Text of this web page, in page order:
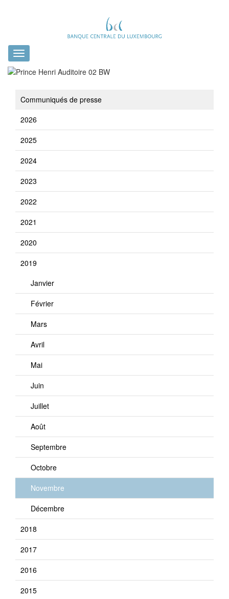
Toggle
navigation
Communiqués de presse
2026
2025
2024
2023
2022
2021
2020
2019
Janvier
Février
Mars
Avril
Mai
Juin
Juillet
Août
Septembre
Octobre
Novembre
Décembre
2018
2017
2016
2015